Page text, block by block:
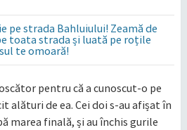
pe strada Bahluiului! Zeamă de
toata strada și luată pe roțile
te omoară!
pentru că a cunoscut-o pe
alături de ea. Cei doi s-au afișat în
marea finală, și au închis gurile